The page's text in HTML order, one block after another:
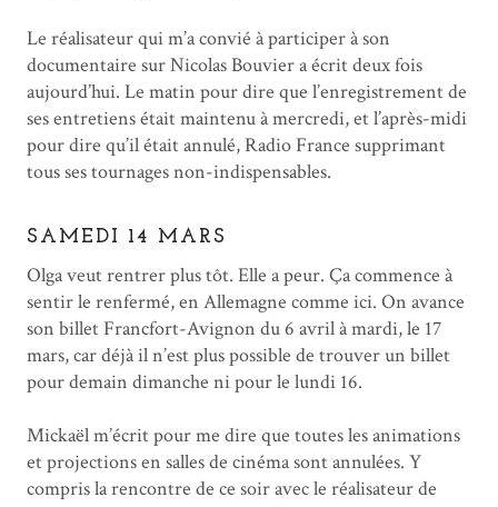
Le réalisateur qui m’a convié à participer à son
documentaire sur Nicolas Bouvier a écrit deux fois
aujourd’hui. Le matin pour dire que l’enregistrement de
ses entretiens était maintenu à mercredi, et l’après-midi
pour dire qu’il était annulé, Radio France supprimant
tous ses tournages non-indispensables.
SAMEDI 14 MARS
Olga veut rentrer plus tôt. Elle a peur. Ça commence à
sentir le renfermé, en Allemagne comme ici. On avance
son billet Francfort-Avignon du 6 avril à mardi, le 17
mars, car déjà il n’est plus possible de trouver un billet
pour demain dimanche ni pour le lundi 16.
Mickaël m’écrit pour me dire que toutes les animations
et projections en salles de cinéma sont annulées. Y
compris la rencontre de ce soir avec le réalisateur de